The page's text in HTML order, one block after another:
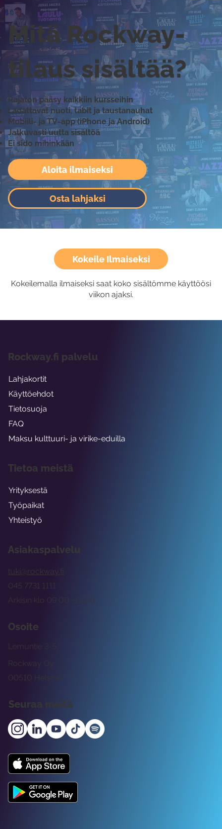
Aloita ilmaiseksi
Osta lahjaksi
Mitä Rockway-
tilaus sisältää?
Rajaton pääsy kaikkiin kursseihin
Ladattavat nuoti, tabit ja taustanauhat
Mobiili- ja TV-app (iPhone ja Android)
Jatkuvasti uutta sisältöä
Ei sido mihinkään
Kokeile Ilmaiseksi
Kokeilemalla ilmaiseksi saat koko sisältömme käyttöösi
viikon ajaksi.
Asiakaspalvelu
tuki@rockway.fi
Arkisin klo 09:00 -15:00
045 7731 1111
Osoite
Rockway Oy
Lemuntie 3-5
00510 Helsinki
Seuraa meitä
Rockway.fi palvelu
Lahjakortit
Käyttöehdot
Tietosuoja
FAQ
Maksu kulttuuri- ja virike-eduilla
Tietoa meistä
Yrityksestä
Työpaikat
Yhteistyö